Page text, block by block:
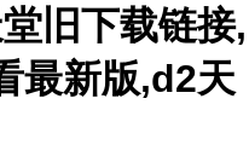
旧下载链接,
最新版,d2天